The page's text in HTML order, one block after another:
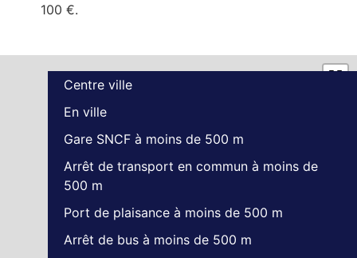
100 €.
Centre ville
En ville
Gare SNCF à moins de 500 m
Arrêt de transport en commun à moins de
500 m
Port de plaisance à moins de 500 m
Arrêt de bus à moins de 500 m